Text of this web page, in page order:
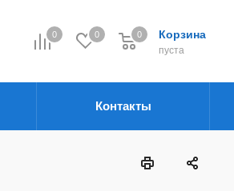
0 0 Корзина
пуста
0
Контакты